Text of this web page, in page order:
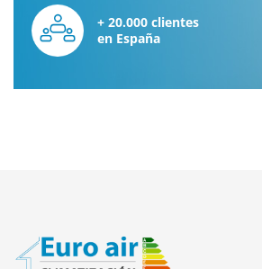
+ 20.000 clientes
en España